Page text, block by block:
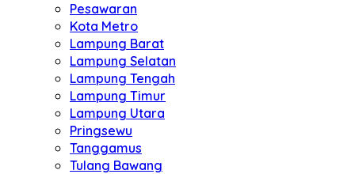
Pesawaran
Kota Metro
Lampung Barat
Lampung Selatan
Lampung Tengah
Lampung Timur
Lampung Utara
Pringsewu
Tanggamus
Tulang Bawang